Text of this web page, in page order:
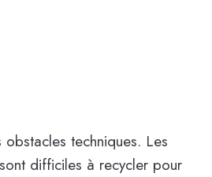
techniques. Les
difficiles à recycler pour